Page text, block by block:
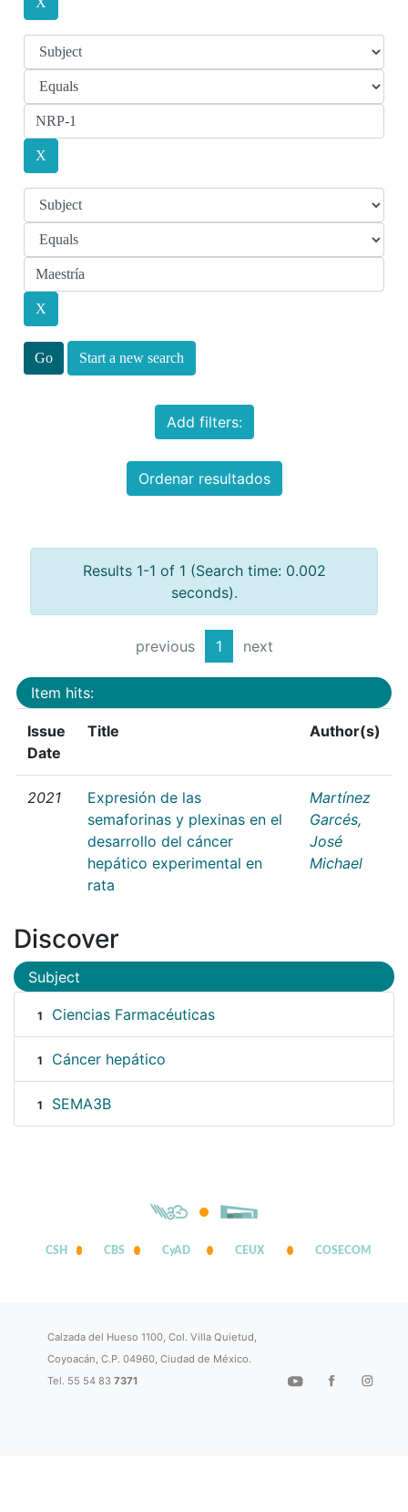
Start a new search
Add filters:
Ordenar resultados
Results 1-1 of 1 (Search time: 0.002
seconds).
previous 1 next
Item hits:
Issue
Date
Title Author(s)
2021
Expresión de las
semaforinas y plexinas en el
desarrollo del cáncer
hepático experimental en
rata
Martínez
Garcés,
José
Michael
Discover
Subject
1 Ciencias Farmacéuticas
1 Cáncer hepático
1 SEMA3B
CSH CBS CyAD CEUX COSECOM
Calzada del Hueso 1100, Col. Villa Quietud,
Coyoacán, C.P. 04960, Ciudad de México.
Tel. 55 54 837371